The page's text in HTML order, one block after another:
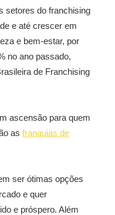
setores do franchising
e até crescer em
e bem-estar, por
no ano passado,
de Franchising
ascensão para quem
as franquias de
ser ótimas opções
e quer
e próspero. Além